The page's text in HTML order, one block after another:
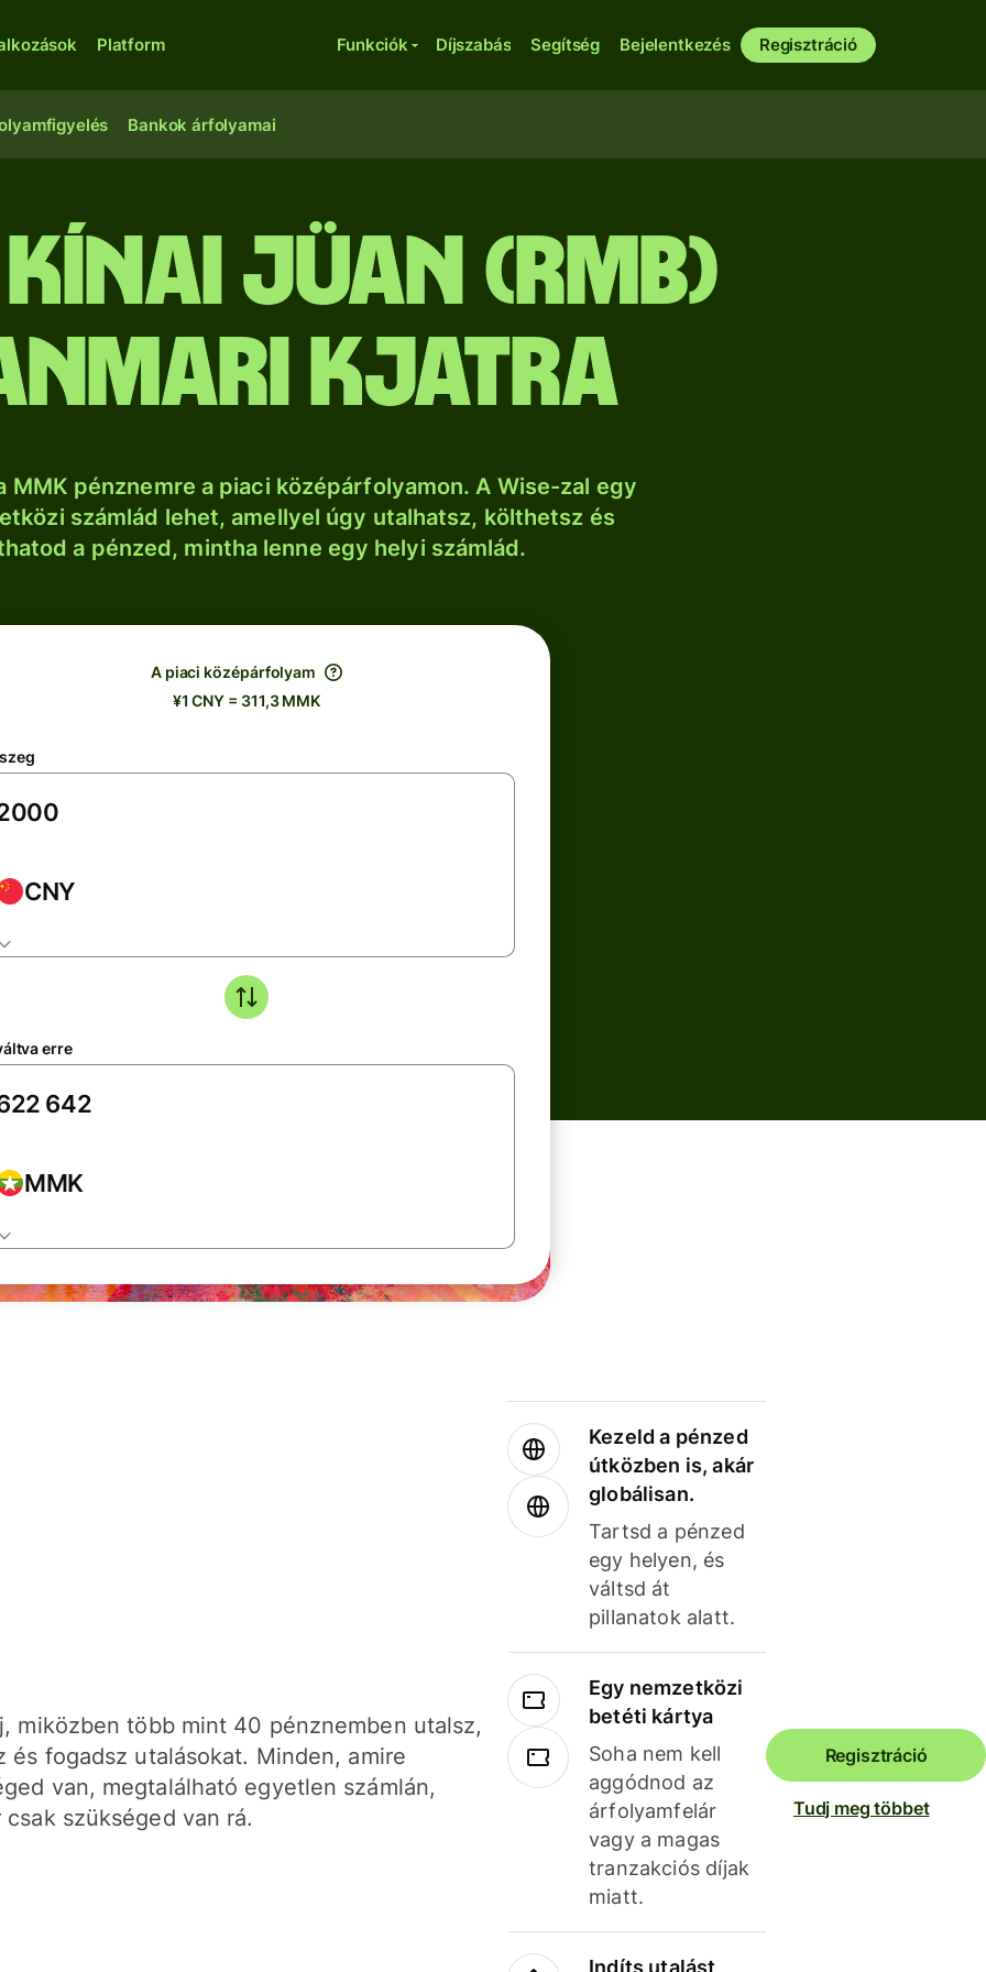
Platform Funkciók Díjszabás Segítség Bejelentkezés Regisztráció
Bankok árfolyamai
jüan (RMB)
kjatra
MMK pénznemre a piaci középárfolyamon. A Wise-zal egy
számlád lehet, amellyel úgy utalhatsz, költhetsz és
a pénzed, mintha lenne egy helyi számlád.
A piaci középárfolyam
¥1 CNY = 311,3 MMK
CNY
erre
MMK
miközben több mint 40 pénznemben utalsz,
és fogadsz utalásokat. Minden, amire
van, megtalálható egyetlen számlán,
csak szükséged van rá.
Kezeld a pénzed
útközben is, akár
globálisan.
Tartsd a pénzed
egy helyen, és
váltsd át
pillanatok alatt.
Egy nemzetközi
betéti kártya
Soha nem kell
aggódnod az
árfolyamfelár
vagy a magas
tranzakciós díjak
miatt.
Indíts utalást
Regisztráció
Tudj meg többet